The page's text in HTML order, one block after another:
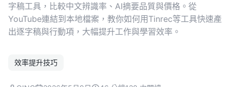
字稿工具，比較中文辨識率、AI摘要品質與價格。從
YouTube連結到本地檔案，教你如何用Tinrec等工具快速產
出逐字稿與行動項，大幅提升工作與學習效率。
效率提升技巧